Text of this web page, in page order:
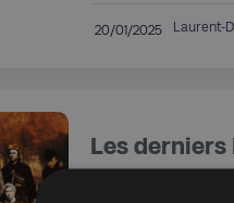
20/01/2025 Laurent-
Les